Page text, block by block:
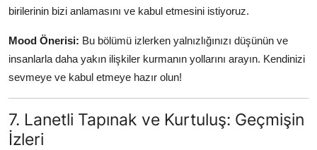
birilerinin bizi anlamasını ve kabul etmesini istiyoruz.
Mood Önerisi: Bu bölümü izlerken yalnızlığınızı düşünün ve
insanlarla daha yakın ilişkiler kurmanın yollarını arayın. Kendinizi
sevmeye ve kabul etmeye hazır olun!
7. Lanetli Tapınak ve Kurtuluş: Geçmişin
İzleri